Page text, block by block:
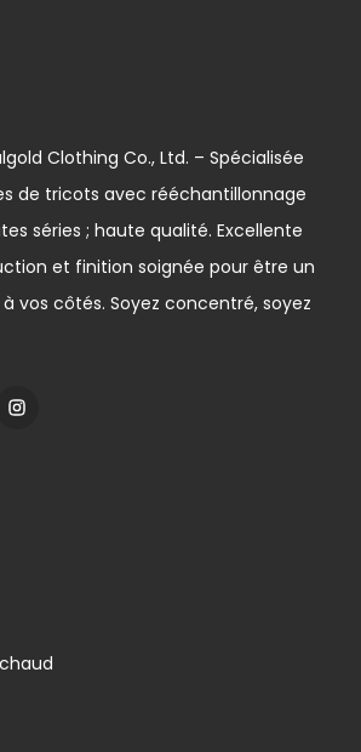
Clothing Co., Ltd. – Spécialisée
de tricots avec rééchantillonnage
séries ; haute qualité. Excellente
et finition soignée pour être un
vos côtés. Soyez concentré, soyez